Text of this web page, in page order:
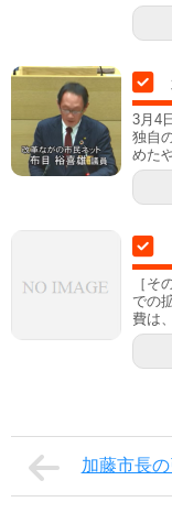
3月4
独自
めた
［
での
費は
加藤市長